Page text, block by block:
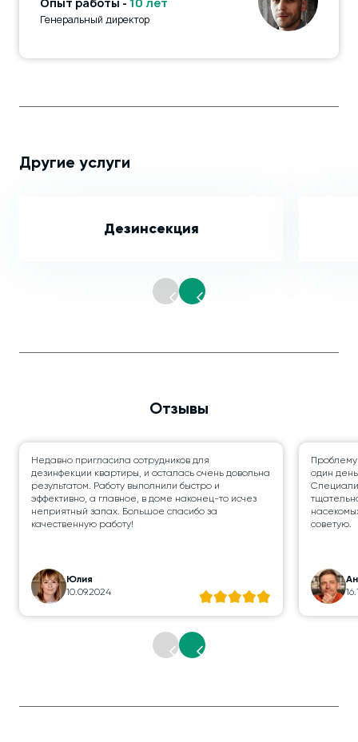
Генеральный директор
Другие услуги
Дезинсекция
Отзывы
Недавно пригласила сотрудников для
дезинфекции квартиры, и осталась очень довольна
результатом. Работу выполнили быстро и
эффективно, а главное, в доме наконец-то исчез
неприятный запах. Большое спасибо за
качественную работу!
Юлия
10.09.2024
один
советую.